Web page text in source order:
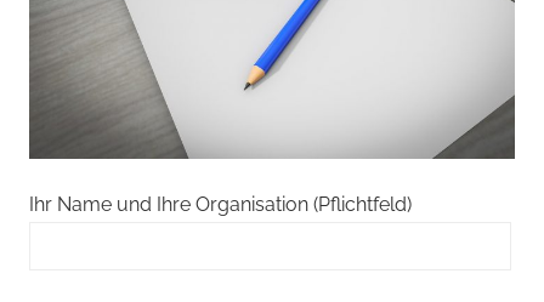
Ihr Name und Ihre Organisation (Pflichtfeld)